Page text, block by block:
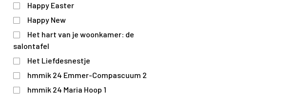
Happy Easter
Happy New
Het hart van je woonkamer: de
salontafel
Het Liefdesnestje
hmmik 24 Emmer-Compascuum 2
hmmik 24 Maria Hoop 1